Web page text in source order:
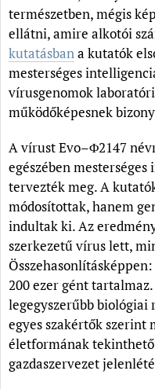
természetben, mégis
ellátni, amire alkotói
kutatásbana kutatók
mesterséges
vírusgenomok
működőképesnek
A vírust Evo–Φ2147
egészében
tervezték meg. A
módosítottak, hanem
indultak ki. Az
szerkezetű vírus lett,
200 ezer gént
legegyszerűbb biológiai
egyes szakértők szerint
életformának
gazdaszervezet